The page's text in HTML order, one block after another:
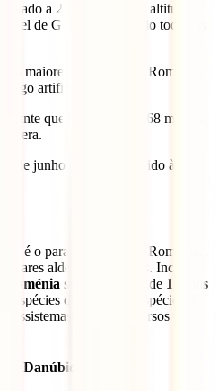
a 2.034 metros de altitude,
de Gelo, reconstruído todos os
maiores barragens da Roménia,
lago artificial.
queda de água de 68 metros,
de junho a outubro devido às
é o paraíso natural da Roménia.
aldeias piscatórias. Inclui
Roménia se tiveres mais de 10 dias
espécies de aves e 45 espécies de
mais biodiversos da
do Danúbio